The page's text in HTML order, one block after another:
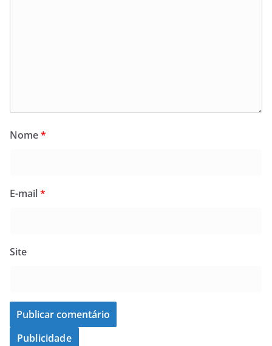
Nome*
E-mail*
Site
Publicidade